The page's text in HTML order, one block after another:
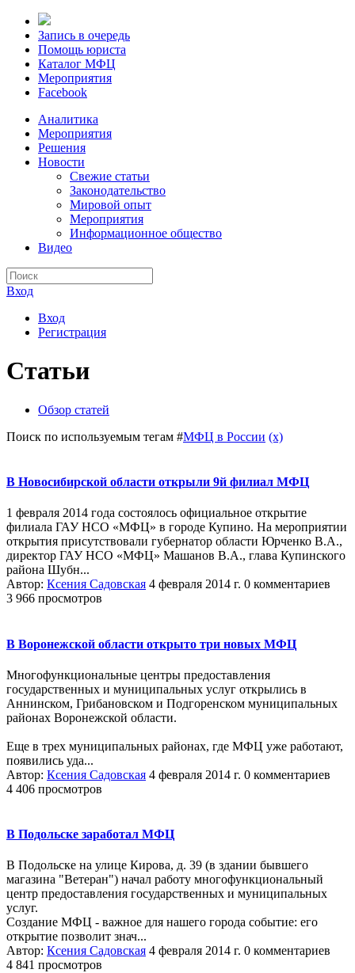
Запись в очередь
Помощь юриста
Каталог МФЦ
Мероприятия
Facebook
Аналитика
Мероприятия
Решения
Новости
Свежие статьи
Законодательство
Мировой опыт
Мероприятия
Информационное общество
Видео
Вход
Вход
Регистрация
Статьи
Обзор статей
Поиск по используемым тегам #МФЦ в России (x)
В Новосибирской области открыли 9й филиал МФЦ
1 февраля 2014 года состоялось официальное открытие
филиала ГАУ НСО «МФЦ» в городе Купино. На мероприятии
открытия присутствовали губернатор области Юрченко В.А.,
директор ГАУ НСО «МФЦ» Машанов В.А., глава Купинского
района Шубн...
Автор: Ксения Садовская 4 февраля 2014 г. 0 комментариев
3 966 просмотров
В Воронежской области открыто три новых МФЦ
Многофункциональные центры предоставления
государственных и муниципальных услуг открылись в
Аннинском, Грибановском и Подгоренском муниципальных
районах Воронежской области.
Еще в трех муниципальных районах, где МФЦ уже работают,
появились уда...
Автор: Ксения Садовская 4 февраля 2014 г. 0 комментариев
4 406 просмотров
В Подольске заработал МФЦ
В Подольске на улице Кирова, д. 39 (в здании бывшего
магазина "Ветеран") начал работу многофункциональный
центр предоставления государственных и муниципальных
услуг.
Создание МФЦ - важное для нашего города событие: его
открытие позволит знач...
Автор: Ксения Садовская 4 февраля 2014 г. 0 комментариев
4 841 просмотров